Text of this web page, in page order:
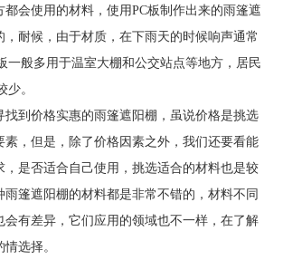
会使用的材料，使用PC板制作出来的雨篷遮
，耐候，由于材质，在下雨天的时候响声通常
一般多用于温室大棚和公交站点等地方，居民
少。
找到价格实惠的雨篷遮阳棚，虽说价格是挑选
素，但是，除了价格因素之外，我们还要看能
，是否适合自己使用，挑选适合的材料也是较
雨篷遮阳棚的材料都是非常不错的，材料不同
会有差异，它们应用的领域也不一样，在了解
选择。